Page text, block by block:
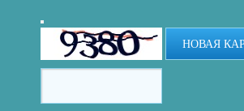
НОВАЯ